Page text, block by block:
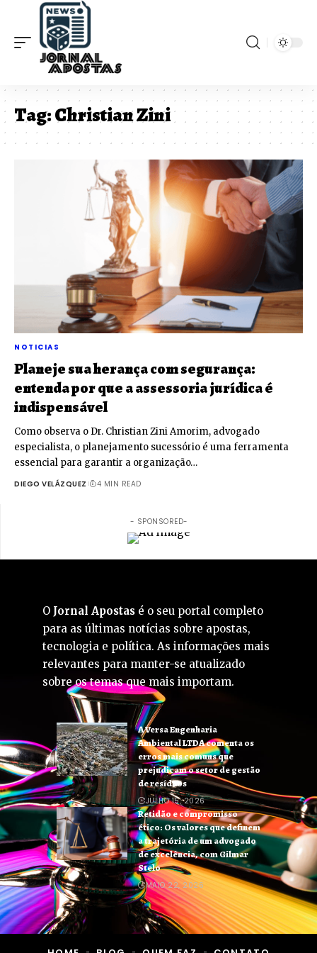
Tag:Christian Zini
NOTICIAS
Planeje sua herança com segurança:
entenda por que a assessoria jurídica é
indispensável
Como observa o Dr. Christian Zini Amorim, advogado
especialista, o planejamento sucessório é uma ferramenta
essencial para garantir a organização…
DIEGO VELÁZQUEZ 4 MIN READ
- SPONSORED-
O Jornal Apostas é o seu portal completo
para as últimas notícias sobre apostas,
tecnologia e política. As informações mais
relevantes para manter-se atualizado
sobre os temas que mais importam.
A Versa Engenharia
Ambiental LTDA comenta os
erros mais comuns que
prejudicam o setor de gestão
de resíduos
JULHO 15, 2026
Retidão e compromisso
ético: Os valores que definem
a trajetória de um advogado
de excelência, com Gilmar
Stelo
MAIO 22, 2026